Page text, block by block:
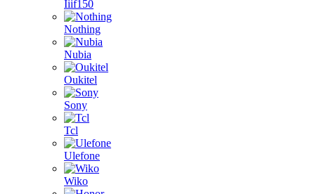
Iiif150
Nothing
Nubia
Oukitel
Sony
Tcl
Ulefone
Wiko